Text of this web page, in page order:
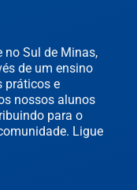
no Sul de Minas,
de um ensino
práticos e
nossos alunos
para o
Ligue